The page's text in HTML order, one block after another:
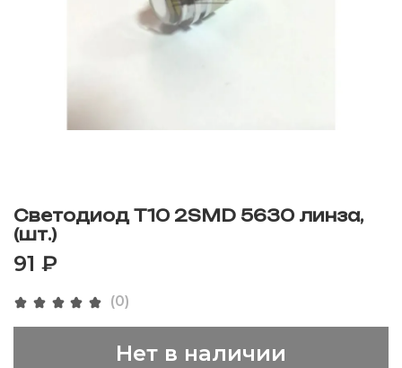
(0)
Светодиод T10 2SMD 5630 линза,
(шт.)
91 ₽
Нет в наличии